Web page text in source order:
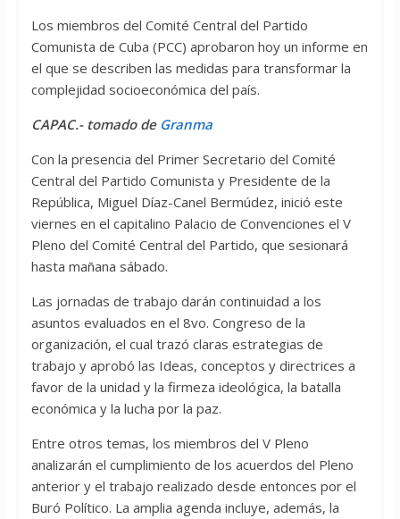
Los miembros del Comité Central del Partido
Comunista de Cuba (PCC) aprobaron hoy un informe en
el que se describen las medidas para transformar la
complejidad socioeconómica del país.
CAPAC.- tomado de Granma
Con la presencia del Primer Secretario del Comité
Central del Partido Comunista y Presidente de la
República, Miguel Díaz-Canel Bermúdez, inició este
viernes en el capitalino Palacio de Convenciones el V
Pleno del Comité Central del Partido, que sesionará
hasta mañana sábado.
Las jornadas de trabajo darán continuidad a los
asuntos evaluados en el 8vo. Congreso de la
organización, el cual trazó claras estrategias de
trabajo y aprobó las Ideas, conceptos y directrices a
favor de la unidad y la firmeza ideológica, la batalla
económica y la lucha por la paz.
Entre otros temas, los miembros del V Pleno
analizarán el cumplimiento de los acuerdos del Pleno
anterior y el trabajo realizado desde entonces por el
Buró Político. La amplia agenda incluye, además, la